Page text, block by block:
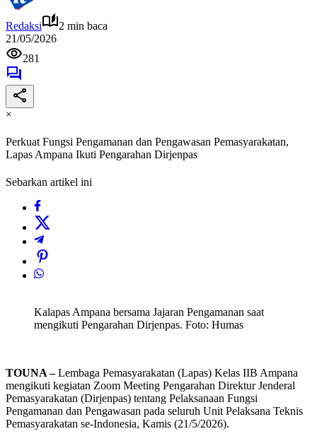
Redaksi
2 min baca
21/05/2026
281
×
Perkuat Fungsi Pengamanan dan Pengawasan Pemasyarakatan,
Lapas Ampana Ikuti Pengarahan Dirjenpas
Sebarkan artikel ini
Kalapas Ampana bersama Jajaran Pengamanan saat
mengikuti Pengarahan Dirjenpas. Foto: Humas
TOUNA –Lembaga Pemasyarakatan (Lapas) Kelas IIB Ampana
mengikuti kegiatan Zoom Meeting Pengarahan Direktur Jenderal
Pemasyarakatan (Dirjenpas) tentang Pelaksanaan Fungsi
Pengamanan dan Pengawasan pada seluruh Unit Pelaksana Teknis
Pemasyarakatan se-Indonesia, Kamis (21/5/2026).